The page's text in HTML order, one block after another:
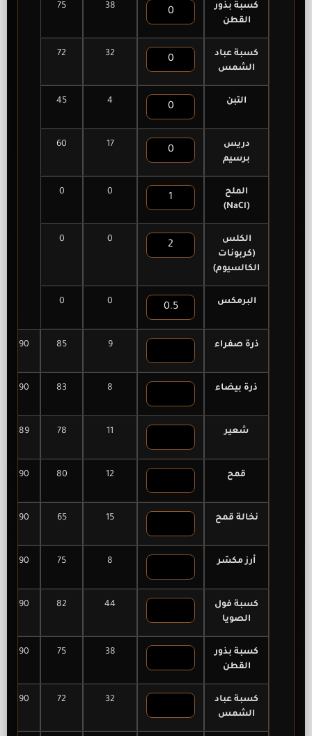
كسبة بذور
القطن
38
75
كسبة عباد
الشمس
32
72
التبن 4
45
دريس
برسيم
17
60
الملح
(NaCl)
0
0
الكلس
(كربونات
الكالسيوم)
0
0
البرمكس 0
0
ذرة صفراء 9
85
90
ذرة بيضاء 8
83
90
شعير 11
78
89
قمح 12
80
90
نخالة قمح 15
65
90
أرز مكسّر 8
75
90
كسبة فول
الصويا
44
82
90
كسبة بذور
القطن
38
75
90
كسبة عباد
الشمس
32
72
90